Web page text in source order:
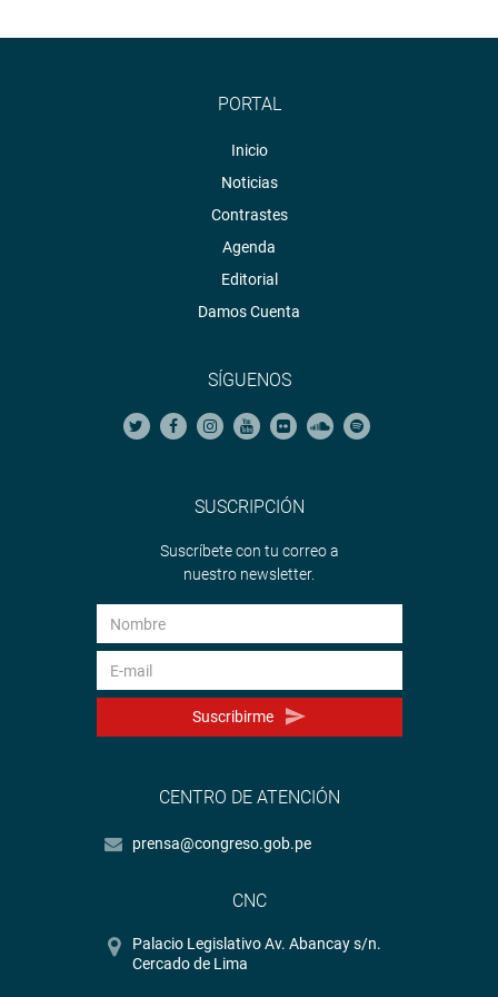
PORTAL
Inicio
Noticias
Contrastes
Agenda
Editorial
Damos Cuenta
SÍGUENOS
SUSCRIPCIÓN
Suscríbete con tu correo a
nuestro newsletter.
Suscribirme
CENTRO DE ATENCIÓN
prensa@congreso.gob.pe
CNC
Palacio Legislativo Av. Abancay s/n.
Cercado de Lima